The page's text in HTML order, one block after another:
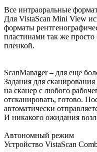
Все интраоральные
Для VistaScan Mini View
форматы
пластинами так же просто
пленкой.
ScanManager – для еще
Задания для
на сканер с любого
отсканировать, готово.
автоматически
И никакого ожидания
Автономный режим
Устройство VistaScan